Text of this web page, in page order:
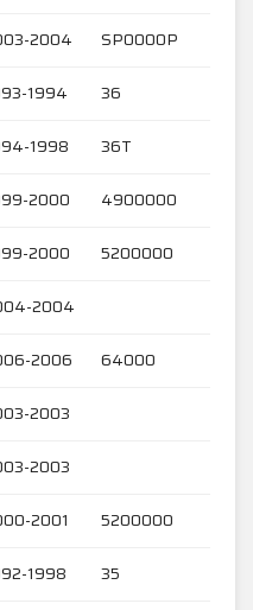
2004 SP0000P
1994 36
1998 36T
2000 4900000
2000 5200000
2004
2006 64000
2003
2003
2001 5200000
1998 35